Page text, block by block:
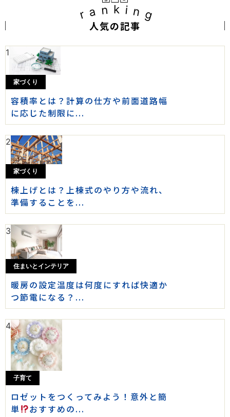
ranking
人気の記事
1
家づくり
容積率とは？計算の仕方や前面道路幅
に応じた制限に...
2
家づくり
棟上げとは？上棟式のやり方や流れ、
準備することを...
3
住まいとインテリア
暖房の設定温度は何度にすれば快適か
つ節電になる？...
4
子育て
ロゼットをつくってみよう！意外と簡
単
おすすめの...